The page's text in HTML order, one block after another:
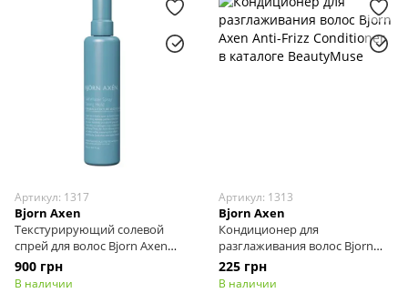
Артикул: 1317
Bjorn Axen
Текстурирующий солевой
спрей для волос Bjorn Axen
Salt Water Spray, 150 мл
900 грн
В наличии
Артикул: 1313
Bjorn Axen
Кондиционер для
разглаживания волос Bjorn
Axen Anti-Frizz Conditioner, 20
мл
225 грн
В наличии